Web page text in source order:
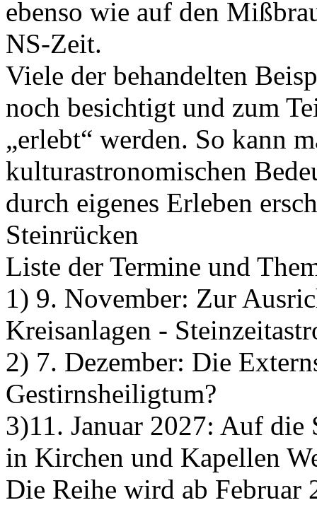
ebenso wie auf den
NS-Zeit.
Viele der behandelten
noch besichtigt und zum
„erlebt“ werden. So kann
kulturastronomischen
durch eigenes Erleben
Steinrücken
Liste der Termine und
1) 9. November: Zur
Kreisanlagen -
2) 7. Dezember: Die
Gestirnsheiligtum?
3)11. Januar 2027: Auf die
in Kirchen und Kapellen
Die Reihe wird ab Februar